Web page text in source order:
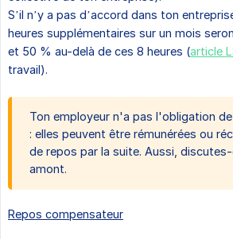
S’il n’y a pas d’accord dans ton
heures supplémentaires sur un mois
et 50 % au-delà de ces 8 heures (article
travail).
Ton employeur n'a pas l'obligation
: elles peuvent être rémunérées ou
de repos par la suite. Aussi, discutes-
amont.
Repos compensateur